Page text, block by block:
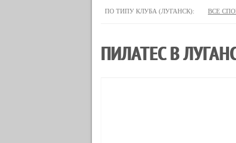
ПО ТИПУ КЛУБА (ЛУГАНСК): ВСЕ
ПИЛАТЕС В